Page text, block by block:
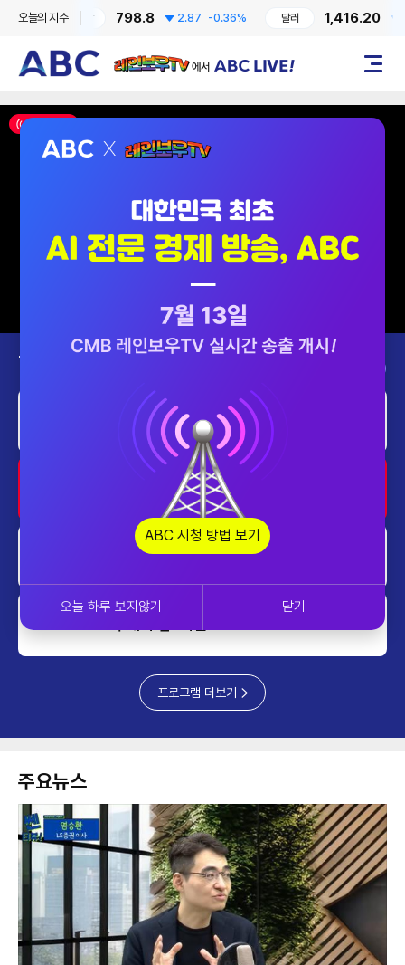
오늘의 지수
코스닥 798.8 2.87 -0.36% 1,416.20 7.4
레인보우TV에서 ABC LIVE! 메뉴
ON AIR
Today’s Program 2026-08-07 (금)
투데이 업&다운 mini
업&다운
프로그램 더보기
주요뉴스
ABC 시청 방법 보기
오늘 하루 보지않기 닫기